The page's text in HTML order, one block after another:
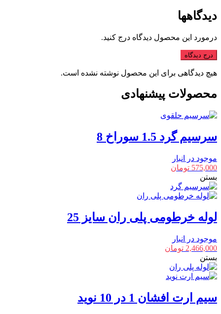
دیدگاهها
درمورد این محصول دیدگاه درج کنید.
درج دیدگاه
هیچ دیدگاهی برای این محصول نوشته نشده است.
محصولات پیشنهادی
سرسیم گرد 1.5 سوراخ 8
موجود در انبار
575,000 تومان
بستن
لوله خرطومی پلی ران سایز 25
موجود در انبار
2,466,000 تومان
بستن
سیم ارت افشان 1 در 10 نوید